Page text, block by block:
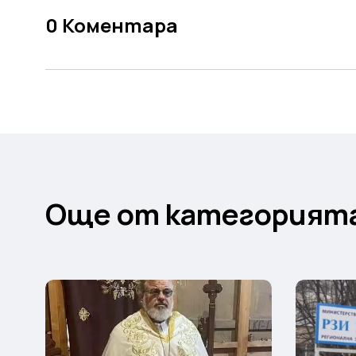
0 Коментара
Още от